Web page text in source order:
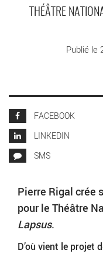
THÉÂTRE
Publié le
FACEBOOK
LINKEDIN
SMS
Pierre Rigal crée
pour le Théâtre
Lapsus.
D’où vient le projet